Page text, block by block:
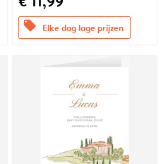
offers Elke dag lage prijzen